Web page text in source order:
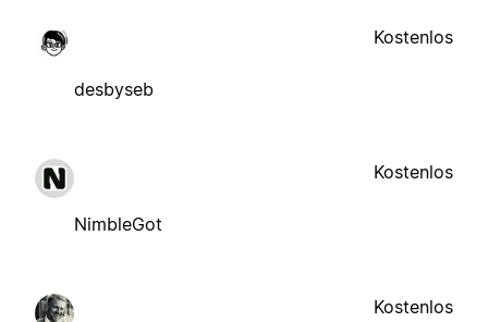
desbyseb
Kostenlos
NimbleGot
Kostenlos
Kostenlos